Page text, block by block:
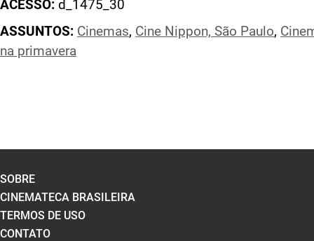
ACESSO: d_1475_30
ASSUNTOS: Cinemas, Cine Nippon, São Paulo,
na primavera
SOBRE
CINEMATECA BRASILEIRA
TERMOS DE USO
CONTATO